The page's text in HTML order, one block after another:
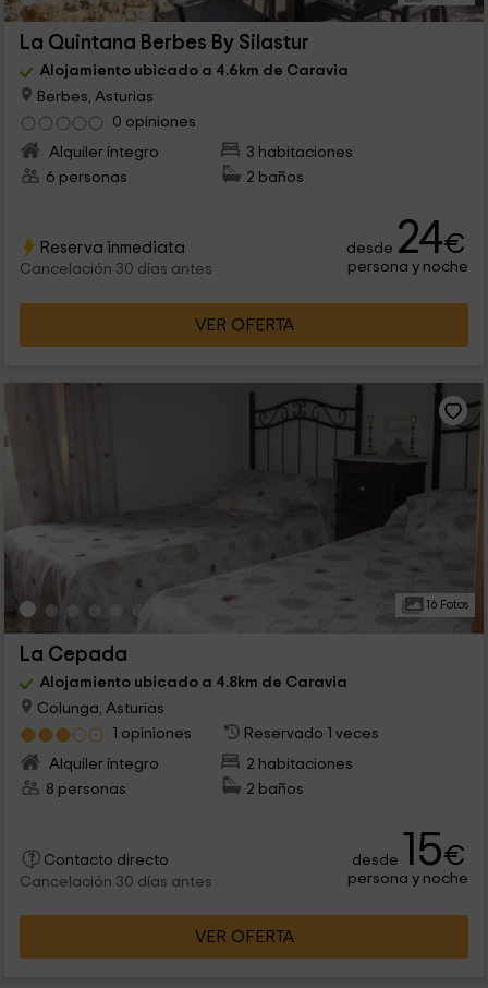
La Quintana Berbes By Silastur
Alojamiento ubicado a 4.6km de Caravia
Berbes, Asturias
0 opiniones
Alquiler íntegro
3 habitaciones
6 personas
2 baños
Reserva inmediata
Cancelación 30 días antes
desde 24€
persona y noche
VER OFERTA
16 Fotos
La Cepada
Alojamiento ubicado a 4.8km de Caravia
Colunga, Asturias
1 opiniones
Reservado 1 veces
Alquiler íntegro
2 habitaciones
8 personas
2 baños
Contacto directo
Cancelación 30 días antes
desde 15€
persona y noche
VER OFERTA